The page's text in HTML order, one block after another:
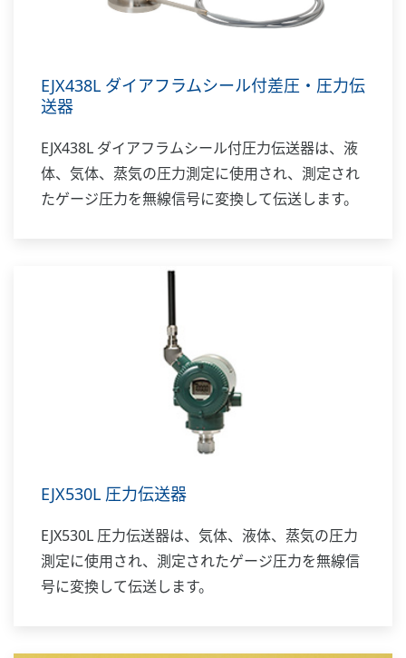
EJX438L ダイアフラムシール付差圧・圧力伝
送器
EJX438L ダイアフラムシール付圧力伝送器は、液
体、気体、蒸気の圧力測定に使用され、測定され
たゲージ圧力を無線信号に変換して伝送します。
EJX530L 圧力伝送器
EJX530L 圧力伝送器は、気体、液体、蒸気の圧力
測定に使用され、測定されたゲージ圧力を無線信
号に変換して伝送します。